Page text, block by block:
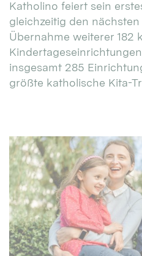
Katholino feiert sein
gleichzeitig den
Übernahme weiterer 182
insgesamt 285
größte katholische Kita-